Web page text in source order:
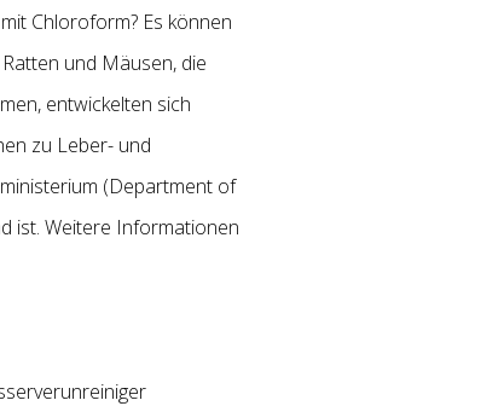
Chloroform? Es können
und Mäusen, die
entwickelten sich
zu Leber- und
(Department of
ist. Weitere Informationen